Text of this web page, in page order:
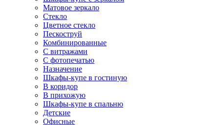
Матовое зеркало
Стекло
Цветное стекло
Пескоструй
Комбинированные
С витражами
С фотопечатью
Назначение
Шкафы-купе в гостиную
В коридор
В прихожую
Шкафы-купе в спальню
Детские
Офисные